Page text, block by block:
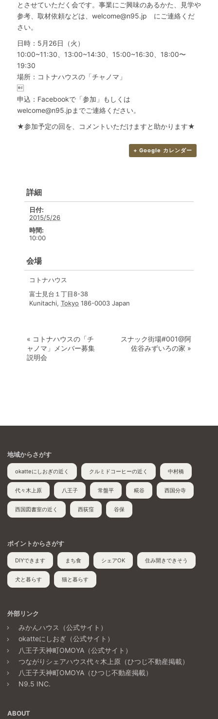
とさせていただく会です。事業にご興味のあるかた、見学や
参考、取材依頼などは、welcome@n95.jp にご連絡くだ
さい。
日時：5月26日（火）
10:00~11:30、13:00~14:30、15:00~16:30、18:00〜
19:30
場所：コトナハウスの「チャノマ」

申込：Facebookで「参加」もしくは
welcome@n95.jpまでご連絡ください。
★参加予定の回を、コメントいただけますと助かります★
+ Google カレンダー
詳細
日付:
2015/5/26
時間:
10:00
会場
コトナハウス
富士見台１丁目8-38
Kunitachi, Tokyo 186-0003 Japan
« コトナハウスの「チ
ャノマ」メンバー募集
説明会
スナック街場#001@阿
佐谷みずいろの家 »
地域からさがす
okatteにしおぎの近く クルミドコーヒーの近く 中村橋
代々木上原 八王子 常盤平 糀谷 西国分寺
西国図書室の近く 西荻窪 谷保
ポイントからさがす
DIYできます まち食 シェアOK 住み開きできそう
犬と暮らす 猫と暮らす
外部リンク
みかんハウス（公式サイト）
okatteにしおぎ（公式サイト）
八王子天神町OMOYA（公式サイト）
つながりシェアハウス代々木上原（ひつじ不動産掲載）
八王子天神町OMOYA（ひつじ不動産掲載）
N9.5 INC.
ABOUT